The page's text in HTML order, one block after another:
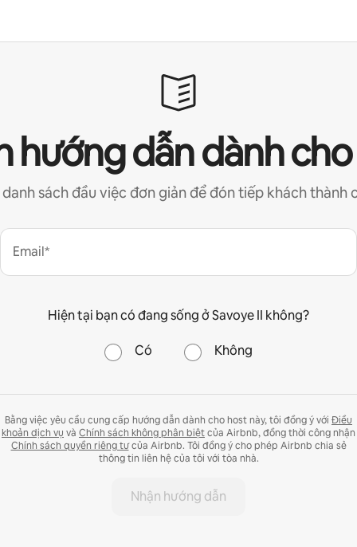
hướng dẫn dành
sách đầu việc đơn giản để đón tiếp khách thành
Email*
Hiện tại bạn có đang sống ở Savoye II không?
Có Không
Bằng việc yêu cầu cung cấp hướng dẫn dành cho host này, tôi đồng ý với Điều
khoản dịch vụ và Chính sách không phân biệtcủa Airbnb, đồng thời công nhận
Chính sách quyền riêng tưcủa Airbnb. Tôi đồng ý cho phép Airbnb chia sẻ
thông tin liên hệ của tôi với tòa nhà.
Nhận hướng dẫn